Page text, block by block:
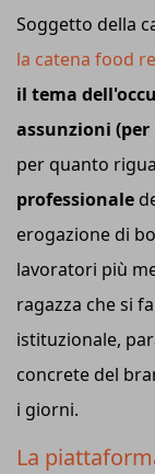
Soggetto della
la catena food
il tema
assunzioni (per
per quanto
professionale
erogazione di
lavoratori più
ragazza che si
istituzionale,
concrete del
i giorni.
La